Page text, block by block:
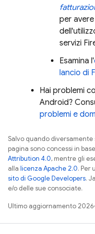
per
servizi
Esamina l'
lancio di
Hai problemi
Android?
problemi e
Salvo quando
pagina sono concessi in
Attribution 4.0, mentre gli
alla licenza Apache 2.0. Per
sito di Google Developers.
e/o delle sue consociate.
Ultimo aggiornamento